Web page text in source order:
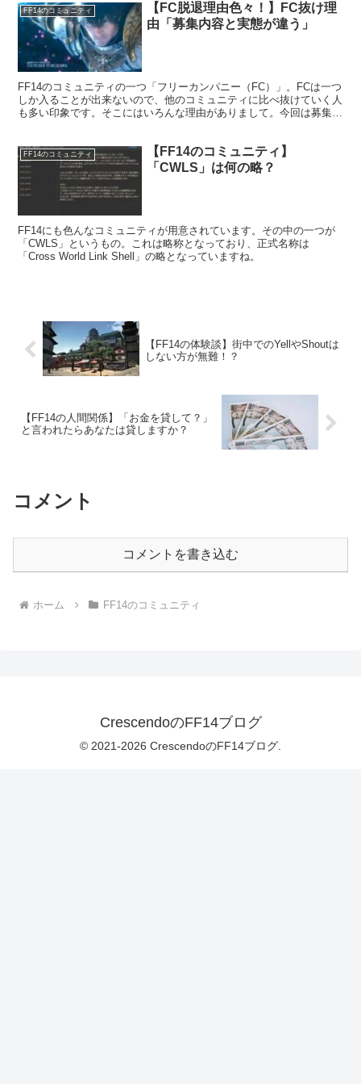
FF14のコミュニティ
【FC脱退理由色々！】FC抜け理
由「募集内容と実態が違う」
FF14のコミュニティの一つ「フリーカンパニー（FC）」。FCは一つ
しか入ることが出来ないので、他のコミュニティに比べ抜けていく人
も多い印象です。そこにはいろんな理由がありまして。今回は募集内
FF14のコミュニティ
【FF14のコミュニティ】
「CWLS」は何の略？
FF14にも色んなコミュニティが用意されています。その中の一つが
「CWLS」というもの。これは略称となっており、正式名称は
「Cross World Link Shell」の略となっていますね。
【FF14の体験談】街中でのYellやShoutは
しない方が無難！？
【FF14の人間関係】「お金を貸して？」
と言われたらあなたは貸しますか？
コメント
コメントを書き込む
ホーム FF14のコミュニティ
CrescendoのFF14ブログ
© 2021-2026 CrescendoのFF14ブログ.